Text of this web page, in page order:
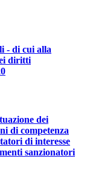
- di cui alla
diritti
dei
di competenza
di interesse
sanzionatori